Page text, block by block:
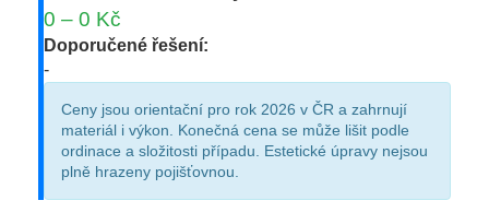
0 – 0 Kč
Doporučené řešení:
-
Ceny jsou orientační pro rok 2026 v ČR a zahrnují
materiál i výkon. Konečná cena se může lišit podle
ordinace a složitosti případu. Estetické úpravy nejsou
plně hrazeny pojišťovnou.